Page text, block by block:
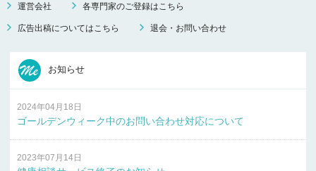
運営会社 各専門家のご登録はこちら
広告出稿についてはこちら 退会・お問い合わせ
お知らせ
2024年04月18日
ゴールデンウィーク中のお問い合わせ対応について
2023年07月14日